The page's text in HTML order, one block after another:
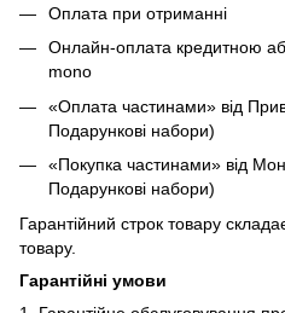
Оплата при отриманні
Онлайн-оплата кредитною
mono
«Оплата частинами» від
Подарункові набори)
«Покупка частинами» від
Подарункові набори)
Гарантійний строк товару
товару.
Гарантійні умови